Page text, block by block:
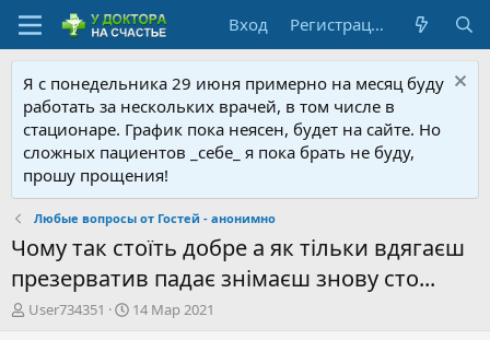
Вход Регистрация
Я с понедельника 29 июня примерно на месяц буду
работать за нескольких врачей, в том числе в
стационаре. График пока неясен, будет на сайте. Но
сложных пациентов _себе_ я пока брать не буду,
прошу прощения!
Любые вопросы от Гостей - анонимно
Чому так стоїть добре а як тільки вдягаєш
презерватив падає знімаєш знову сто...
А
User734351
Д
14 Мар 2021